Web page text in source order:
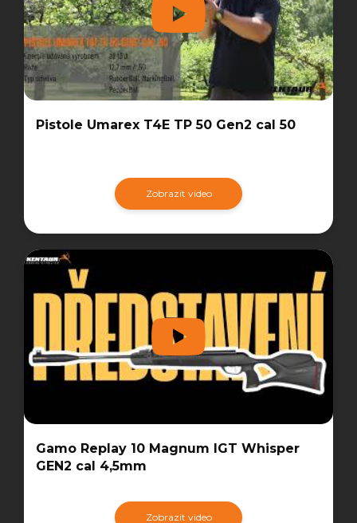
Pistole Umarex T4E TP 50 Gen2 cal 50
Zobrazit video
Gamo Replay 10 Magnum IGT Whisper
GEN2 cal 4,5mm
Zobrazit video